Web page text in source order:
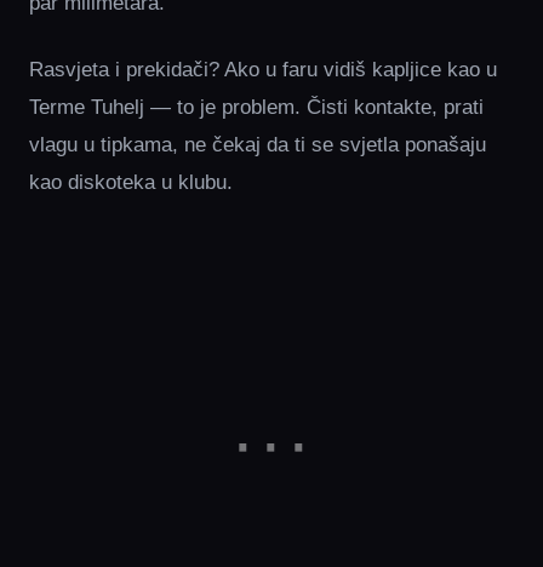
Rasvjeta i prekidači? Ako u faru vidiš kapljice kao u
Terme Tuhelj — to je problem. Čisti kontakte, prati
vlagu u tipkama, ne čekaj da ti se svjetla ponašaju
kao diskoteka u klubu.